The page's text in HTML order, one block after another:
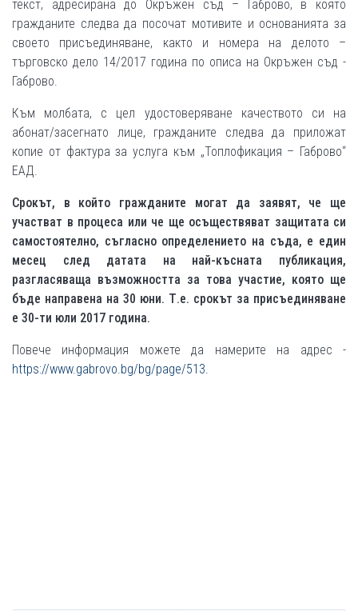
текст, адресирана до Окръжен съд – Габрово, в която
гражданите следва да посочат мотивите и основанията за
своето присъединяване, както и номера на делото –
търговско дело 14/2017 година по описа на Окръжен съд -
Габрово.
Към молбата, с цел удостоверяване качеството си на
абонат/засегнато лице, гражданите следва да приложат
копие от фактура за услуга към „Топлофикация – Габрово“
ЕАД.
Срокът, в който гражданите могат да заявят, че ще
участват в процеса или че ще осъществяват защитата си
самостоятелно, съгласно определението на съда, е един
месец след датата на най-късната публикация,
разгласяваща възможността за това участие, която ще
бъде направена на 30 юни. Т.е. срокът за присъединяване
е 30-ти юли 2017 година.
Повече информация можете да намерите на адрес -
https://www.gabrovo.bg/bg/page/513.